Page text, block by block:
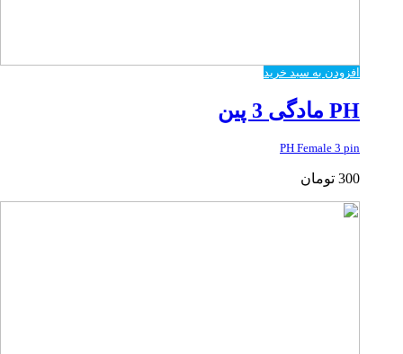
افزودن به سبد خرید
PH مادگی 3 پین
PH Female 3 pin
300 تومان